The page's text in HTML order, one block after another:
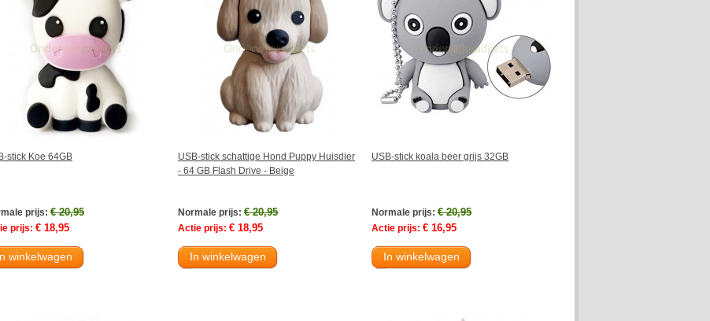
stick Koe 64GB
prijs: € 20,95
prijs: € 18,95
winkelwagen
USB-stick schattige Hond Puppy Huisdier
- 64 GB Flash Drive - Beige
Normale prijs: € 20,95
Actie prijs: € 18,95
In winkelwagen
USB-stick koala beer grijs 32GB
Normale prijs: € 20,95
Actie prijs: € 16,95
In winkelwagen